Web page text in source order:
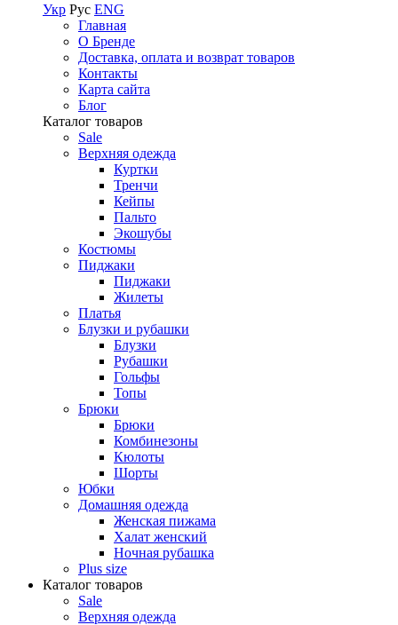
Укр Рус ENG
Главная
О Бренде
Доставка, оплата и возврат товаров
Контакты
Карта сайта
Блог
Каталог товаров
Sale
Верхняя одежда
Куртки
Тренчи
Кейпы
Пальто
Экошубы
Костюмы
Пиджаки
Пиджаки
Жилеты
Платья
Блузки и рубашки
Блузки
Рубашки
Гольфы
Топы
Брюки
Брюки
Комбинезоны
Кюлоты
Шорты
Юбки
Домашняя одежда
Женская пижама
Халат женский
Ночная рубашка
Plus size
Каталог товаров
Sale
Верхняя одежда